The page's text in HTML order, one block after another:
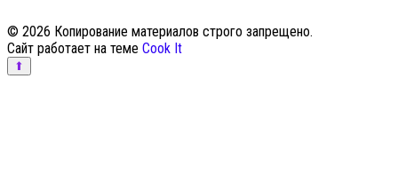
© 2026 Копирование материалов строго запрещено.
Сайт работает на теме Cook It